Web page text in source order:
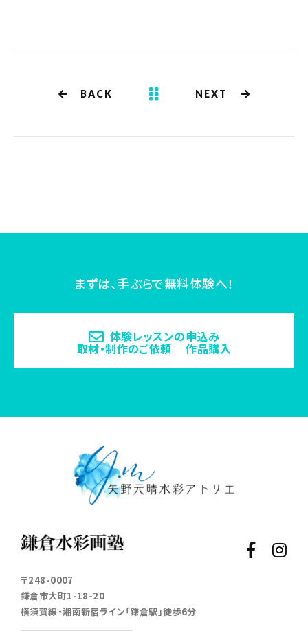
BACK NEXT
まずは、手ぶらで無料体験へ！
体験レッスンの申込み
取材・制作のご依頼 作品購入
〒248-0007
鎌倉市大町1-18-20
横須賀線・湘南新宿ライン「鎌倉駅」徒歩6分